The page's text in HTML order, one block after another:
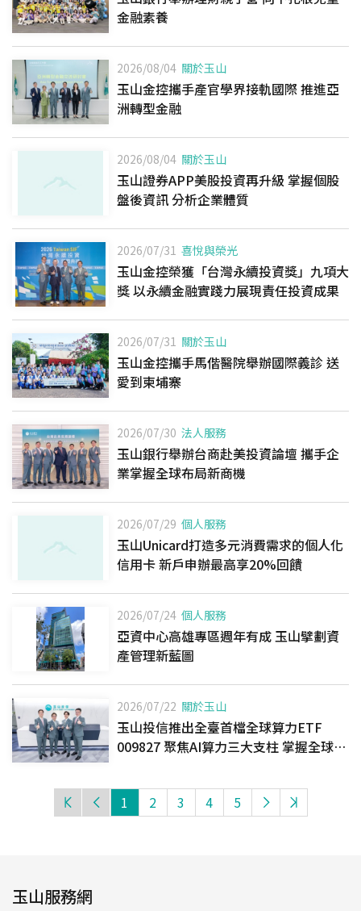
金融素養
2026/08/04 關於玉山
玉山金控攜手產官學界接軌國際 推進亞
洲轉型金融
2026/08/04 關於玉山
玉山證券APP美股投資再升級 掌握個股
盤後資訊 分析企業體質
2026/07/31 喜悅與榮光
玉山金控榮獲「台灣永續投資獎」九項大
獎 以永續金融實踐力展現責任投資成果
2026/07/31 關於玉山
玉山金控攜手馬偕醫院舉辦國際義診 送
愛到柬埔寨
2026/07/30 法人服務
玉山銀行舉辦台商赴美投資論壇 攜手企
業掌握全球布局新商機
2026/07/29 個人服務
玉山Unicard打造多元消費需求的個人化
信用卡 新戶申辦最高享20%回饋
2026/07/24 個人服務
亞資中心高雄專區週年有成 玉山擘劃資
產管理新藍圖
2026/07/22 關於玉山
玉山投信推出全臺首檔全球算力ETF
009827 聚焦AI算力三大支柱 掌握全球算
1
2 3 4 5
玉山服務網